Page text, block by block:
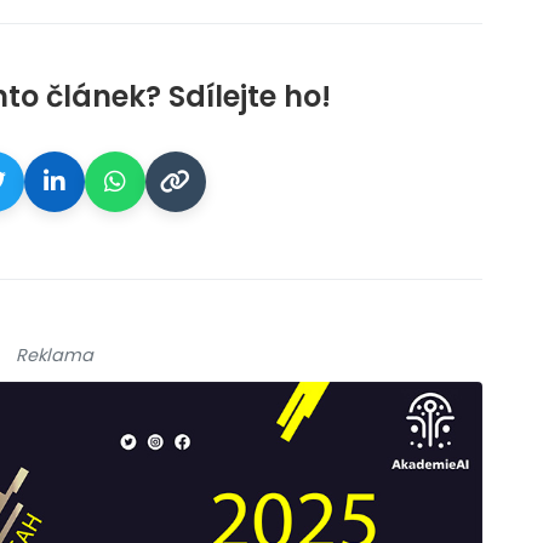
článek? Sdílejte ho!
Reklama